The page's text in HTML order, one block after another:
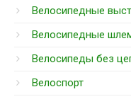
Велосипедные
Велосипедные
Велосипеды без
Велоспорт